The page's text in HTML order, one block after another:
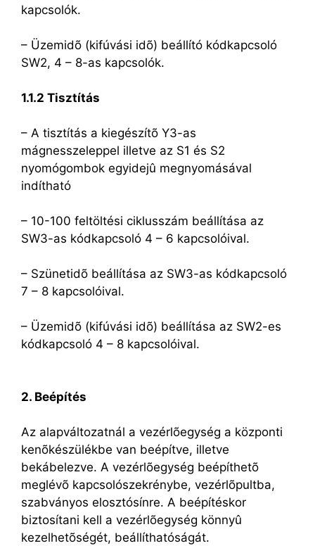
kapcsolók.
– Üzemidõ (kifúvási idõ) beállító kódkapcsoló
SW2, 4 – 8-as kapcsolók.
1.1.2 Tisztítás
– A tisztítás a kiegészítõ Y3-as
mágnesszeleppel illetve az S1 és S2
nyomógombok egyidejû megnyomásával
indítható
– 10-100 feltöltési ciklusszám beállítása az
SW3-as kódkapcsoló 4 – 6 kapcsolóival.
– Szünetidõ beállítása az SW3-as kódkapcsoló
7 – 8 kapcsolóival.
– Üzemidõ (kifúvási idõ) beállítása az SW2-es
kódkapcsoló 4 – 8 kapcsolóival.
2. Beépítés
Az alapváltozatnál a vezérlõegység a központi
kenõkészülékbe van beépítve, illetve
bekábelezve. A vezérlõegység beépíthetõ
meglévõ kapcsolószekrénybe, vezérlõpultba,
szabványos elosztósínre. A beépítéskor
biztosítani kell a vezérlõegység könnyû
kezelhetõségét, beállíthatóságát.